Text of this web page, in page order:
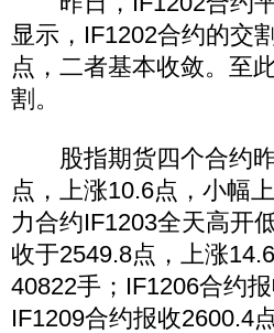
显示，IF1202合约的交
点，二者基本收敛。至
割。
股指期货四个合约昨
点，上涨10.6点，小幅
力合约IF1203全天高开
收于2549.8点，上涨
40822手；IF1206合约
IF1209合约报收2600.4